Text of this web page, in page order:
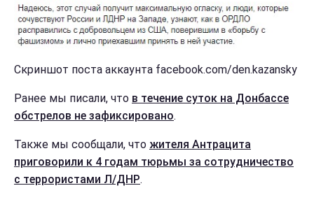
Скриншот поста аккаунта facebook.com/den.kazansky
Ранее мы писали, что в течение суток на Донбассе
обстрелов не зафиксировано.
Также мы сообщали, что жителя Антрацита
приговорили к 4 годам тюрьмы за сотрудничество
с террористами Л/ДНР.